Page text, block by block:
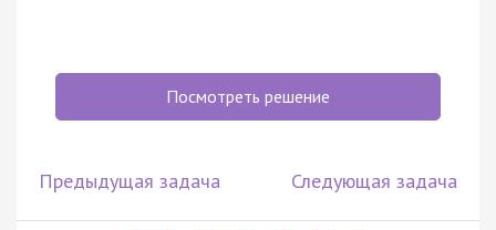
Посмотреть решение
Предыдущая задача Следующая задача